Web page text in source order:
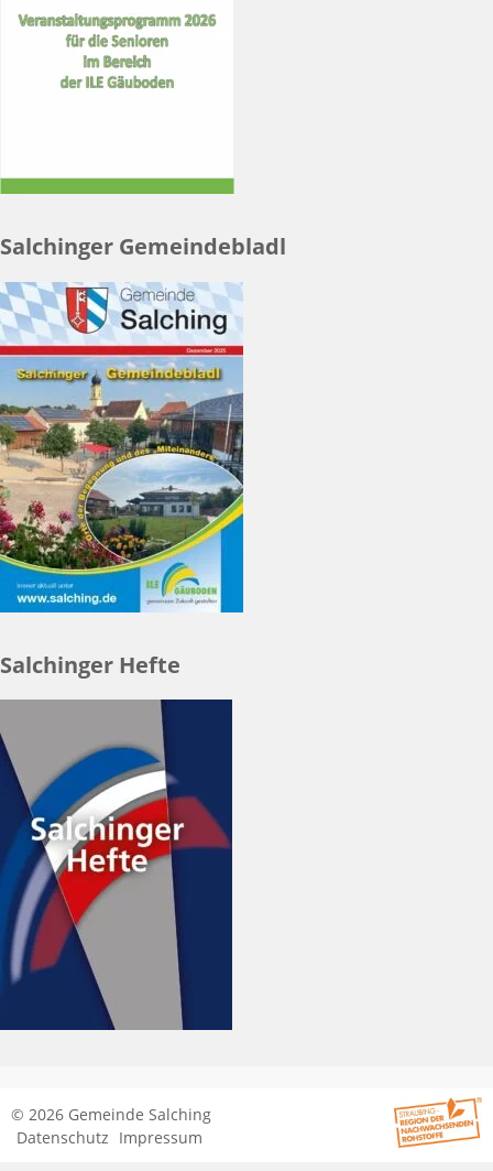
Salchinger Gemeindebladl
Salchinger Hefte
© 2026 Gemeinde Salching
Datenschutz Impressum